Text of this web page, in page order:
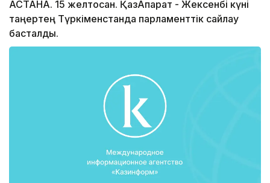
АСТАНА. 15 желтоқсан. ҚазАқпарат - Жексенбі күні
таңертең Түркіменстанда парламенттік сайлау
басталды.